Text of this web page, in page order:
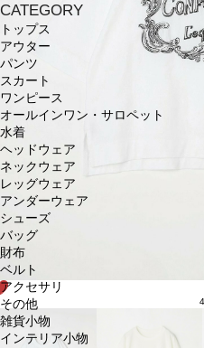
CATEGORY
トップス
アウター
パンツ
スカート
ワンピース
オールインワン・サロペット
水着
ヘッドウェア
ネックウェア
レッグウェア
アンダーウェア
シューズ
バッグ
財布
ベルト
アクセサリ
その他
雑貨小物
インテリア小物
4